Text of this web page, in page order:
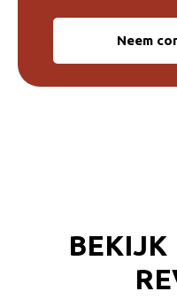
Neem
BEKIJK